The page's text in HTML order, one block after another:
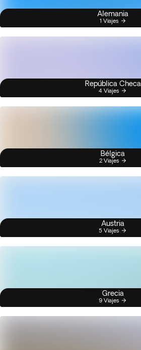
Alemania
1 Viajes
República Checa
4 Viajes
Bélgica
2 Viajes
Austria
5 Viajes
Grecia
9 Viajes